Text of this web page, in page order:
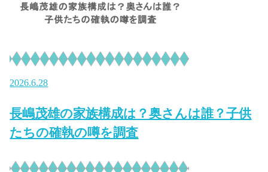
2026.6.28
長嶋茂雄の家族構成は？奥さんは誰？子供
たちの確執の噂を調査